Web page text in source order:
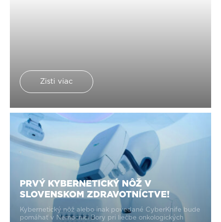
Zisti viac
PRVÝ KYBERNETICKÝ NÔŽ V
SLOVENSKOM ZDRAVOTNÍCTVE!
Kybernetický nôž alebo inak povedané CyberKnife bude
pomáhať v Nemocnici Bory pri liečbe onkologických